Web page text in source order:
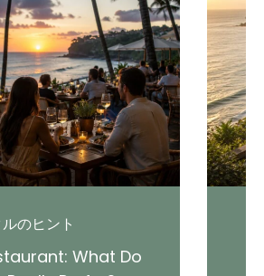
バリ島の旅と文化
to Stay in Bali (2026